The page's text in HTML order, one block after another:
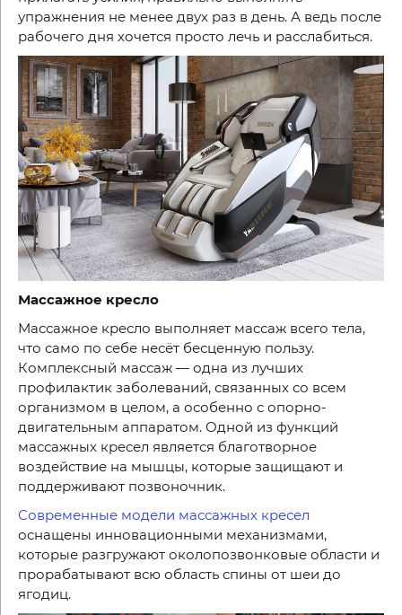
упражнения не менее двух раз в день. А ведь после
рабочего дня хочется просто лечь и расслабиться.
Массажное кресло
Массажное кресло выполняет массаж всего тела,
что само по себе несёт бесценную пользу.
Комплексный массаж — одна из лучших
профилактик заболеваний, связанных со всем
организмом в целом, а особенно с опорно-
двигательным аппаратом. Одной из функций
массажных кресел является благотворное
воздействие на мышцы, которые защищают и
поддерживают позвоночник.
Современные модели массажных кресел
оснащены инновационными механизмами,
которые разгружают околопозвонковые области и
прорабатывают всю область спины от шеи до
ягодиц.